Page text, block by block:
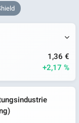
1,36 €
+2,17 %